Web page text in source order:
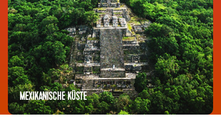
MEXIKANISCHE KÜSTE